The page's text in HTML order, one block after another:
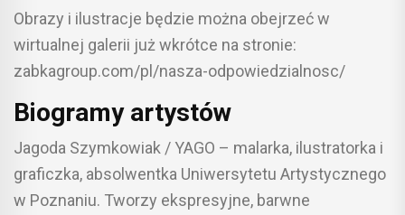
Obrazy i ilustracje będzie można obejrzeć w
wirtualnej galerii już wkrótce na stronie:
zabkagroup.com/pl/nasza-odpowiedzialnosc/
Biogramy artystów
Jagoda Szymkowiak / YAGO – malarka, ilustratorka i
graficzka, absolwentka Uniwersytetu Artystycznego
w Poznaniu. Tworzy ekspresyjne, barwne